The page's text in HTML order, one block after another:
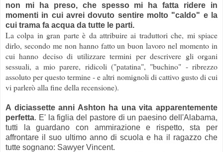
non mi ha preso, che spesso mi ha fatta ridere in
momenti in cui avrei dovuto sentire molto "caldo" e la
cui trama fa acqua da tutte le parti.
La colpa in gran parte è da attribuire ai traduttori che, mi spiace
dirlo, secondo me non hanno fatto un buon lavoro nel momento in
cui hanno deciso di utilizzare termini per descrivere gli organi
sessuali, a mio parere, ridicoli ("patatina", "buchino" - ribrezzo
assoluto per questo termine - e altri nomignoli di cattivo gusto di cui
vi parlerò alla fine della recensione).
A diciassette anni Ashton ha una vita apparentemente
perfetta. E' la figlia del pastore di un paesino dell'Alabama,
tutti la guardano con ammirazione e rispetto, sta per
affrontare il suo ultimo anno di scuola e ha il ragazzo che
tutte sognano: Sawyer Vincent.